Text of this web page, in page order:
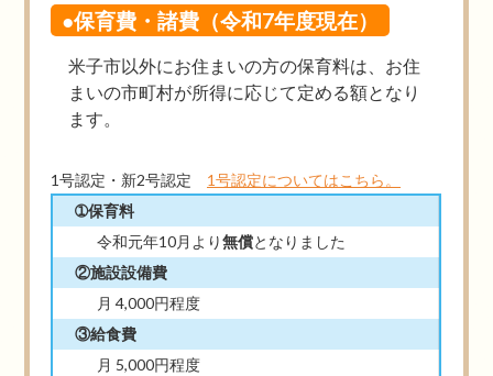
●保育費・諸費（令和7年度現在）
米子市以外にお住まいの方の保育料は、お住
まいの市町村が所得に応じて定める額となり
ます。
1号認定・新2号認定 1号認定についてはこちら。
➀保育料
令和元年10月より無償となりました
②施設設備費
月 4,000円程度
③給食費
月 5,000円程度